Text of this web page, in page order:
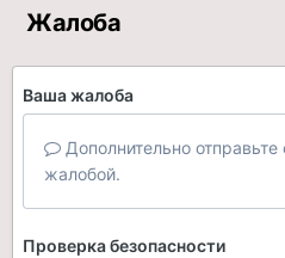
Жалоба
Ваша жалоба
Дополнительно
жалобой.
Проверка безопасности